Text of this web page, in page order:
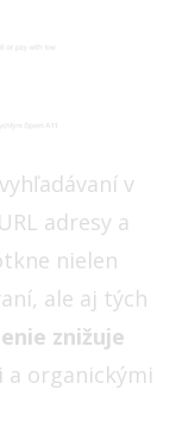
v
adresy a
nielen
ale aj tých
znižuje
a organickými